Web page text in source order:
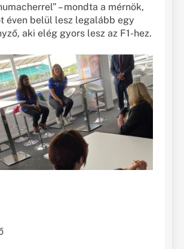
– mondta a mérnök,
éven belül lesz legalább egy
aki elég gyors lesz az F1-hez.